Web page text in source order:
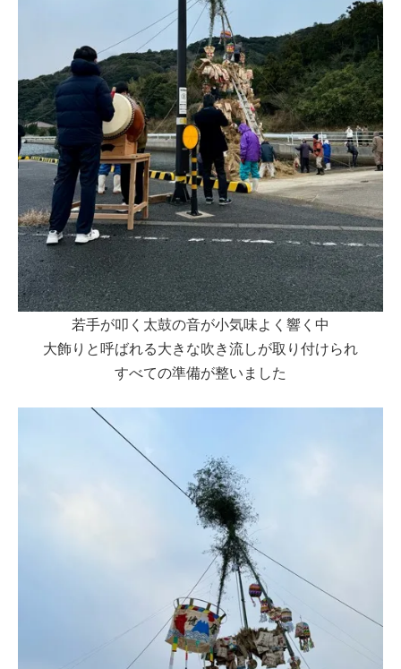
若手が叩く太鼓の音が小気味よく響く中
大飾りと呼ばれる大きな吹き流しが取り付けられ
すべての準備が整いました